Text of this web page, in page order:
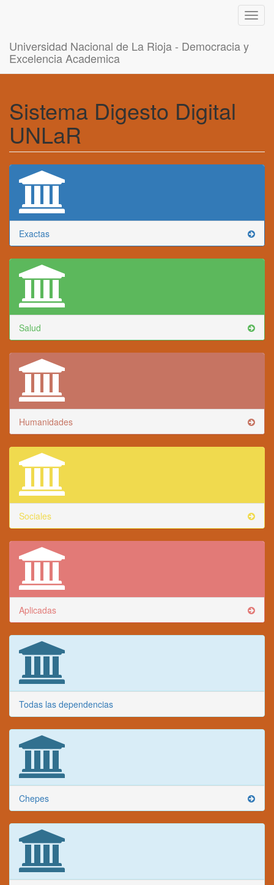
Universidad Nacional de La Rioja - Democracia y
Excelencia Academica
Sistema Digesto Digital
UNLaR
Exactas
Salud
Humanidades
Sociales
Aplicadas
Todas las dependencias
Chepes